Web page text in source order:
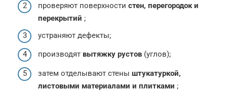
проверяют поверхности стен, перегородок и
перекрытий ;
устраняют дефекты;
производят вытяжку рустов (углов);
затем отделывают стены штукатуркой,
листовыми материалами и плитками ;